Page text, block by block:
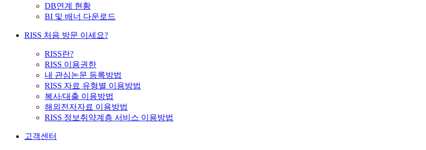
DB연계 현황
BI 및 배너 다운로드
RISS 처음 방문 이세요?
RISS란?
RISS 이용권한
내 관심논문 등록방법
RISS 자료 유형별 이용방법
복사/대출 이용방법
해외전자자료 이용방법
RISS 정보취약계층 서비스 이용방법
고객센터